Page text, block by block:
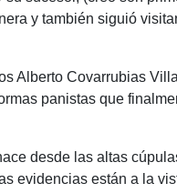
y también siguió
Alberto Covarrubias
panistas que
desde las altas
evidencias están a la